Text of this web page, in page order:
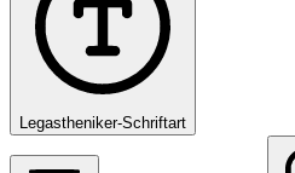
Legastheniker-Schriftart